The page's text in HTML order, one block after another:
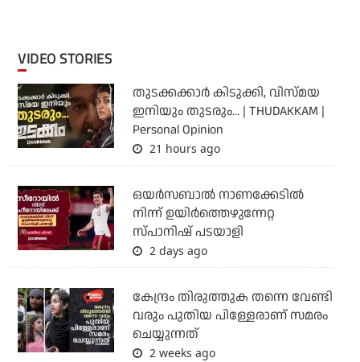
VIDEO STORIES
തുടക്കക്കാര്‍ കിടുക്കി, വിസ്മയ
ഇനിയും തുടരും... | THUDAKKAM |
Personal Opinion
21 hours ago
ഒയര്‍സബാൽ നാണക്കേടിൽ
നിന്ന് ഉയിർത്തെഴുന്നേറ്റ
സ്പാനിഷ് പടയാളി
2 days ago
കേന്ദ്രം തിരുത്തുക തന്നെ വേണ്ടി
വരും പുതിയ പിള്ളേരാണ് സമരം
ചെയ്യുന്നത്
2 weeks ago